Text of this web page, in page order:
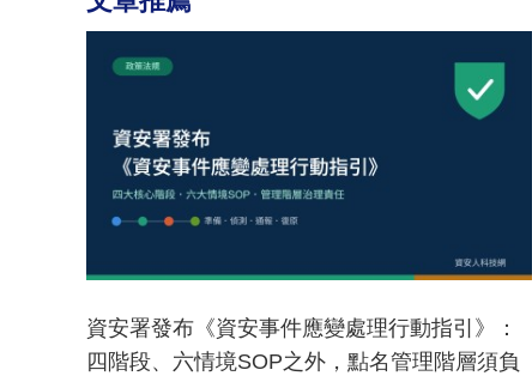
資安署發布《資安事件應變處理行動指引》：
四階段、六情境SOP之外，點名管理階層須負